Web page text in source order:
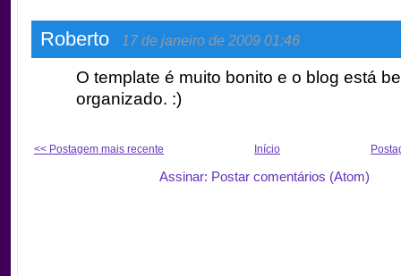
Roberto 17 de janeiro de 2009 01:46
O template é muito bonito e o blog está
organizado. :)
<< Postagem mais recente Início
Assinar: Postar comentários (Atom)